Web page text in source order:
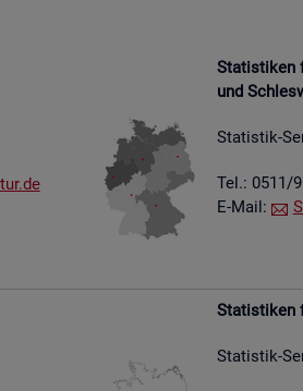
Sta­tis­ti­ken
und
Sta­tis­tik-
Tel.: 0511/
E-Mail:
Sta­tis­ti­ken
Sta­tis­tik-